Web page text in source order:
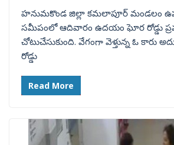
హనుమకొండ జిల్లా కమలాపూర్ మండలం
సమీపంలో ఆదివారం ఉదయం ఘోర రోడ్డు
చోటుచేసుకుంది. వేగంగా వెళ్తున్న ఓ కారు
రోడ్డు
Read More